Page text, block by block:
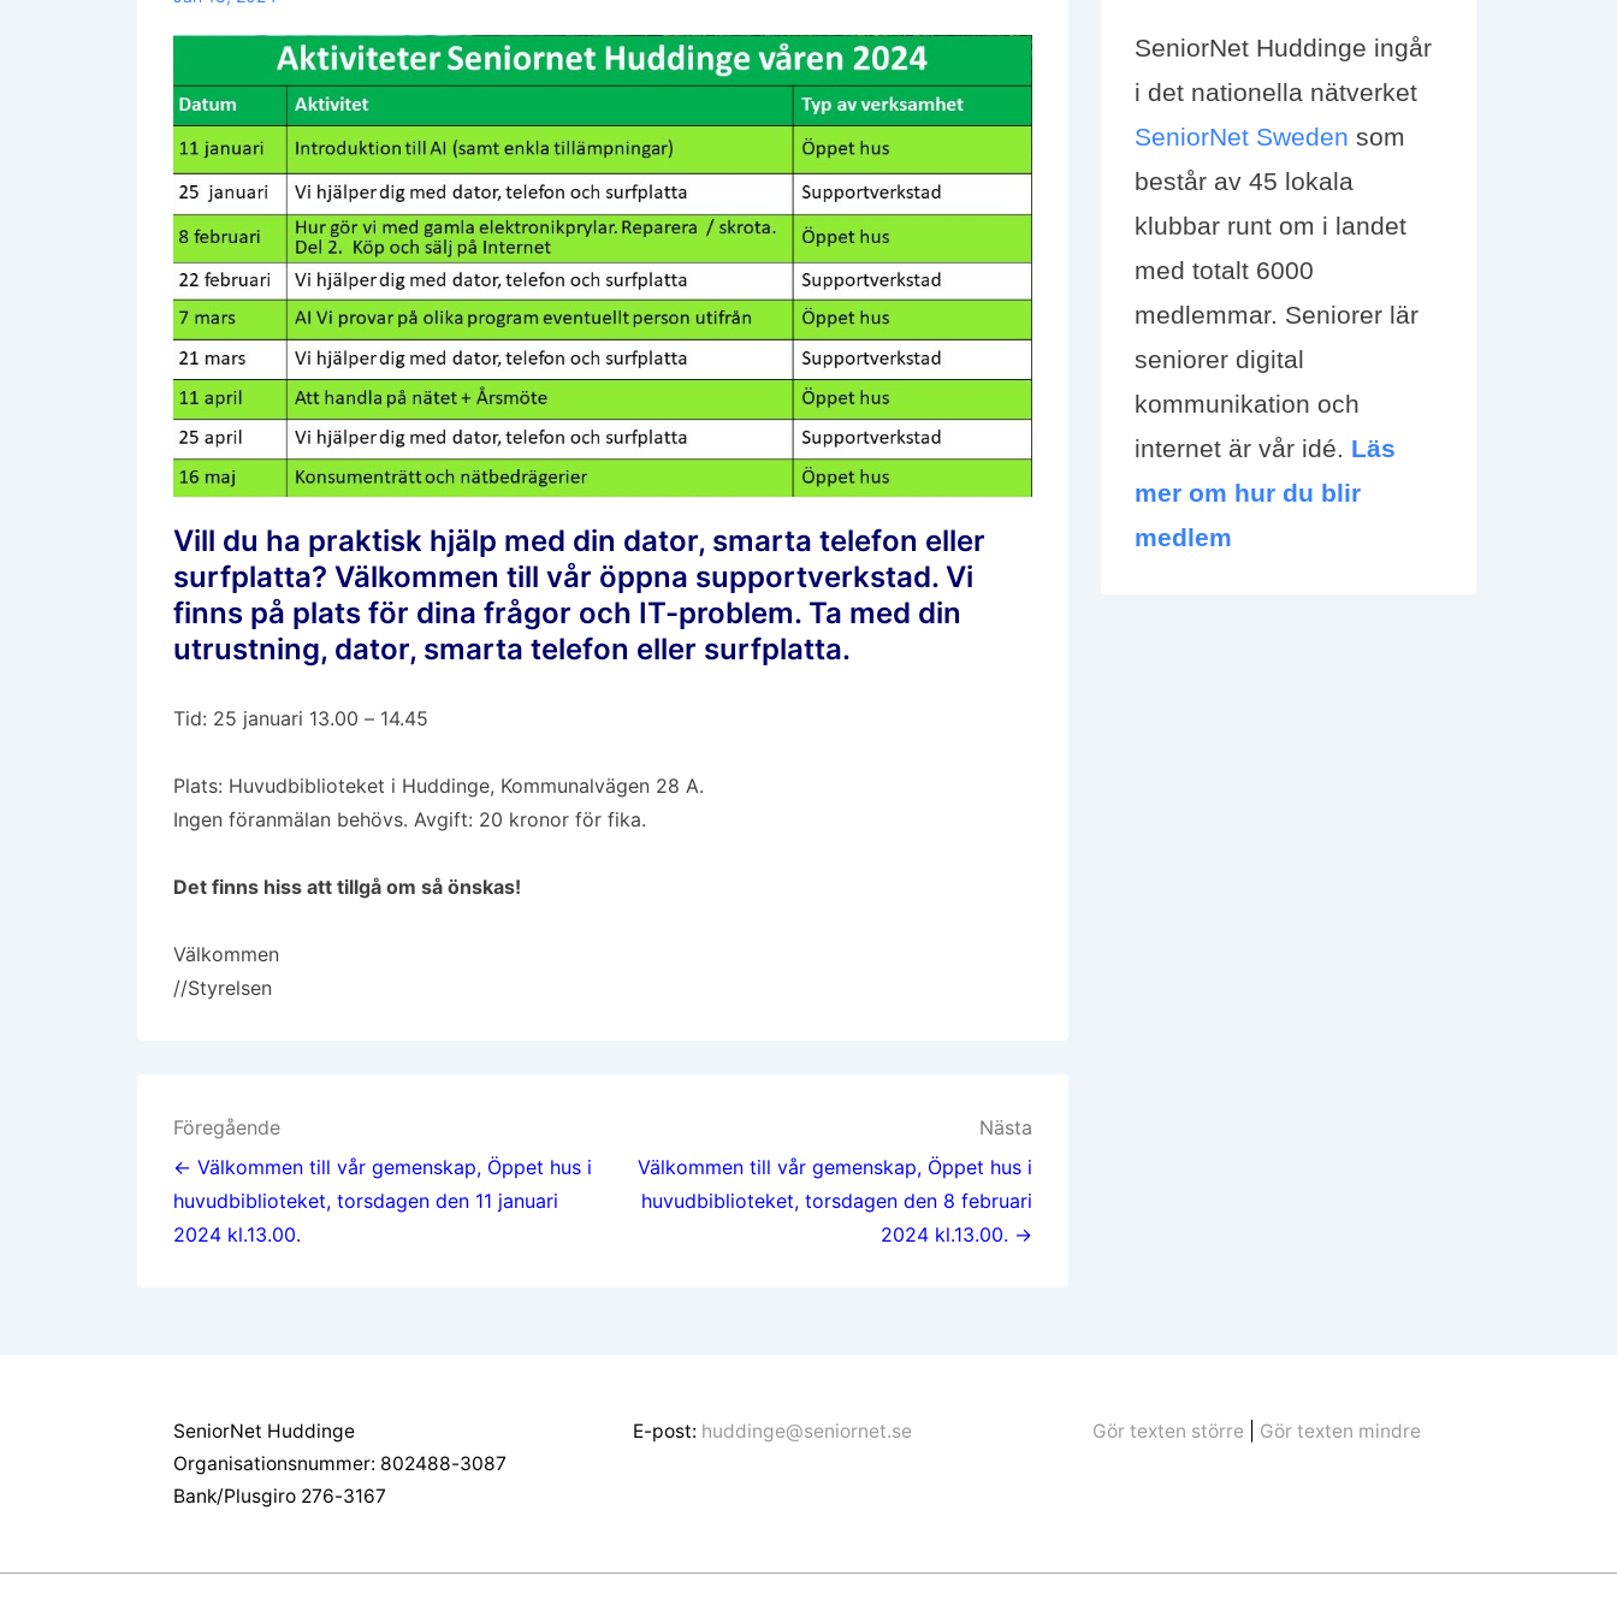
Vill du ha praktisk hjälp med din dator, smarta telefon eller
surfplatta? Välkommen till vår öppna supportverkstad. Vi
finns på plats för dina frågor och IT-problem. Ta med din
utrustning, dator, smarta telefon eller surfplatta.
Tid: 25 januari 13.00 – 14.45
Plats: Huvudbiblioteket i Huddinge, Kommunalvägen 28 A.
Ingen föranmälan behövs. Avgift: 20 kronor för fika.
Det finns hiss att tillgå om så önskas!
Välkommen
//Styrelsen
Inläggsnavigering
Föregående
← Välkommen till vår gemenskap, Öppet hus i
huvudbiblioteket, torsdagen den 11 januari
2024 kl.13.00.
Nästa
Välkommen till vår gemenskap, Öppet hus i
huvudbiblioteket, torsdagen den 8 februari
2024 kl.13.00. →
SeniorNet Huddinge ingår
i det nationella nätverket
SeniorNet Sweden som
består av 45 lokala
klubbar runt om i landet
med totalt 6000
medlemmar. Seniorer lär
seniorer digital
kommunikation och
internet är vår idé. Läs
mer om hur du blir
medlem
SeniorNet Huddinge
Organisationsnummer: 802488-3087
Bank/Plusgiro 276-3167
E-post: huddinge@seniornet.se Gör texten större Gör texten mindre